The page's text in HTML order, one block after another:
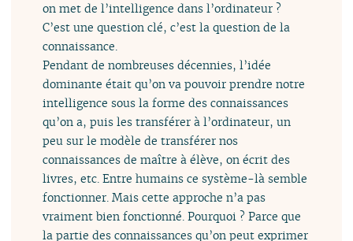
on met de l’intelligence dans l’ordinateur ?
C’est une question clé, c’est la question de la
connaissance.
Pendant de nombreuses décennies, l’idée
dominante était qu’on va pouvoir prendre notre
intelligence sous la forme des connaissances
qu’on a, puis les transférer à l’ordinateur, un
peu sur le modèle de transférer nos
connaissances de maître à élève, on écrit des
livres, etc. Entre humains ce système-là semble
fonctionner. Mais cette approche n’a pas
vraiment bien fonctionné. Pourquoi ? Parce que
la partie des connaissances qu’on peut exprimer